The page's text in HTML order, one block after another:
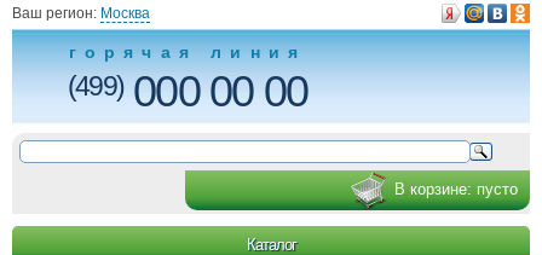
Ваш регион: Москва
горячая линия
(499)000 00 00
В корзине: пусто
Каталог